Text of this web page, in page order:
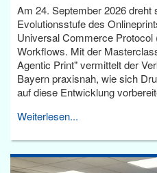
Am 24. September 2026
Evolutionsstufe des
Universal Commerce
Workflows. Mit der
Agentic Print" vermittelt der
Bayern praxisnah, wie sich
auf diese Entwicklung
Weiterlesen...